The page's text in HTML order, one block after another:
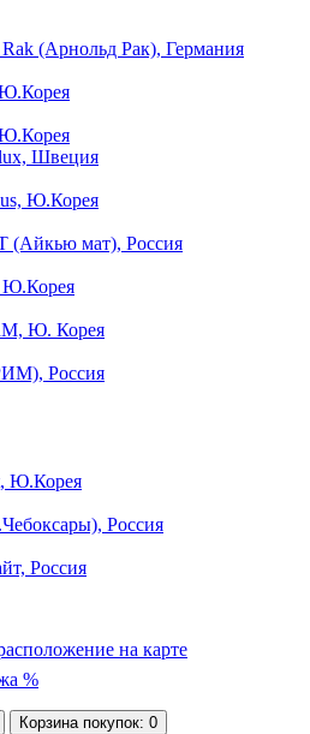
(Арнольд Рак), Германия
Швеция
Ю.Корея
(Айкью мат), Россия
Ю.Корея
Ю. Корея
Россия
Ю.Корея
Россия
Россия
на карте
%
Корзина покупок: 0